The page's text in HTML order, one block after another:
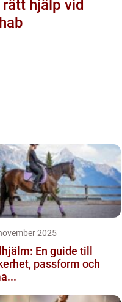
hjälp vid
2025
En guide till
passform och